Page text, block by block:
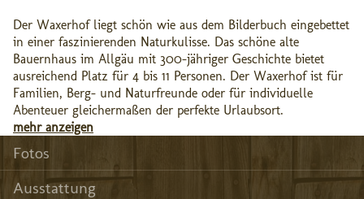
Der Waxerhof liegt schön wie aus dem Bilderbuch eingebettet
in einer faszinierenden Naturkulisse. Das schöne alte
Bauernhaus im Allgäu mit 300-jähriger Geschichte bietet
ausreichend Platz für 4 bis 11 Personen. Der Waxerhof ist für
Familien, Berg- und Naturfreunde oder für individuelle
Abenteuer gleichermaßen der perfekte Urlaubsort.
mehr anzeigen
Fotos
Ausstattung